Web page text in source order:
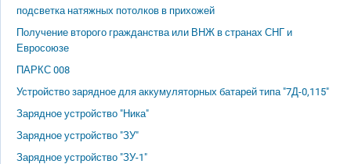
подсветка натяжных потолков в прихожей
Получение второго гражданства или ВНЖ в странах СНГ и
Евросоюзе
ПАРКС 008
Устройство зарядное для аккумуляторных батарей типа "7Д-0,115"
Зарядное устройство "Ника"
Зарядное устройство "ЗУ"
Зарядное устройство "ЗУ-1"